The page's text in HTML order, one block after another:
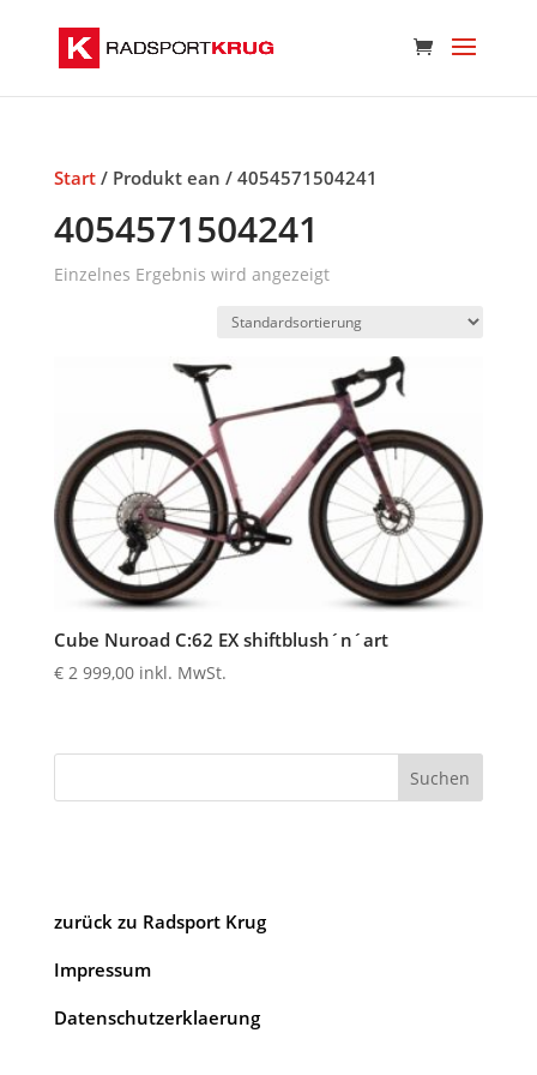
Start/ Produkt ean / 4054571504241
4054571504241
Einzelnes Ergebnis wird angezeigt
Cube Nuroad C:62 EX shiftblush´n´art
€2 999,00 inkl. MwSt.
Suchen
zurück zu Radsport Krug
Impressum
Datenschutzerklaerung